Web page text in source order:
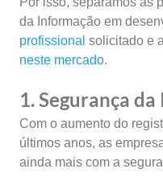
da Informação em
profissional solicitado e
neste mercado.
1. Segurança
Com o aumento do
últimos anos, as
ainda mais com a